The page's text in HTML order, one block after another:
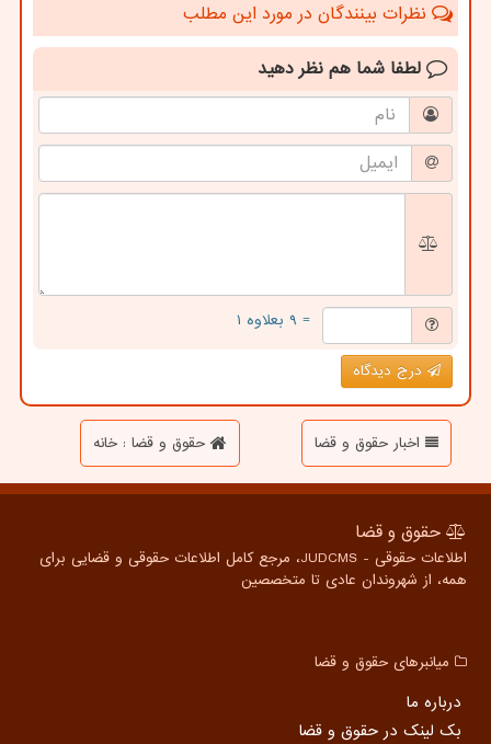
نظرات بینندگان در مورد این مطلب
لطفا شما هم نظر دهید
= ۹ بعلاوه ۱
درج دیدگاه
اخبار حقوق و قضا حقوق و قضا : خانه
حقوق و قضا
اطلاعات حقوقی - JUDCMS، مرجع کامل اطلاعات حقوقی و قضایی برای
همه، از شهروندان عادی تا متخصصین
میانبرهای حقوق و قضا
درباره ما
بک لینک در حقوق و قضا